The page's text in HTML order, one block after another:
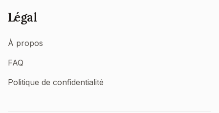
Légal
À propos
FAQ
Politique de confidentialité